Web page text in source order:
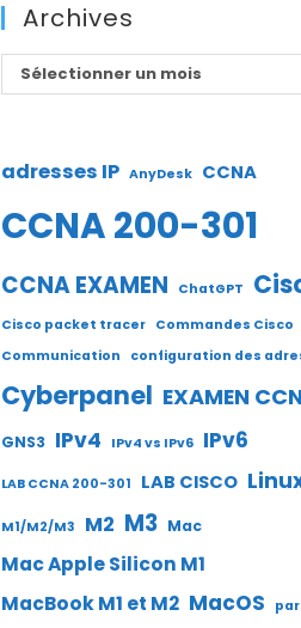
Archives
Archives
Sélectionner un mois
adresses IP AnyDesk CCNA
CCNA 200-301
CCNA EXAMEN ChatGPT
Cisco packet tracer Commandes Cisco
Communication
configuration des
Cyberpanel EXAMEN
GNS3 IPv4 IPv4 vs IPv6 IPv6
LAB CCNA 200-301 LAB CISCO
M1/M2/M3 M2 M3 Mac
Mac Apple Silicon M1
MacBook M1 et M2 MacOS